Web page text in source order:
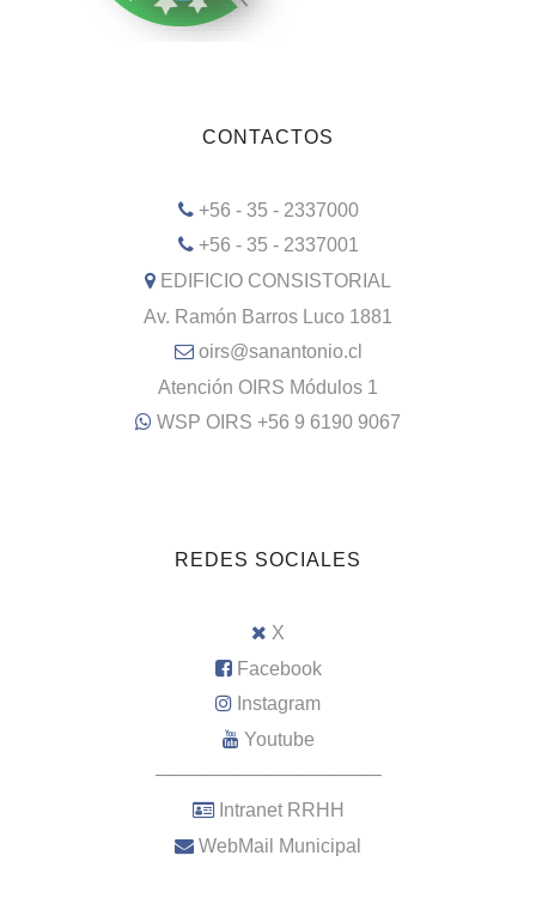
CONTACTOS
+56 - 35 - 2337000
+56 - 35 - 2337001
EDIFICIO CONSISTORIAL
Av. Ramón Barros Luco 1881
oirs@sanantonio.cl
Atención OIRS Módulos 1
WSP OIRS +56 9 6190 9067
REDES SOCIALES
X
Facebook
Instagram
Youtube
–––––––––––––––––––––
Intranet RRHH
WebMail Municipal